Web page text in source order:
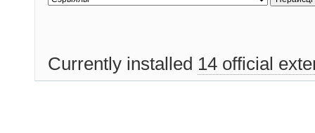
Currently installed 14 official